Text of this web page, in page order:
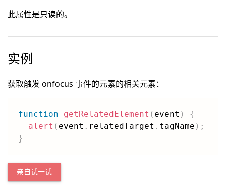
此属性是只读的。
实例
获取触发 onfocus 事件的元素的相关元素：
function getRelatedElement ( event )
{
alert ( event . relatedTarget . tagName ) ;
}
亲自试一试